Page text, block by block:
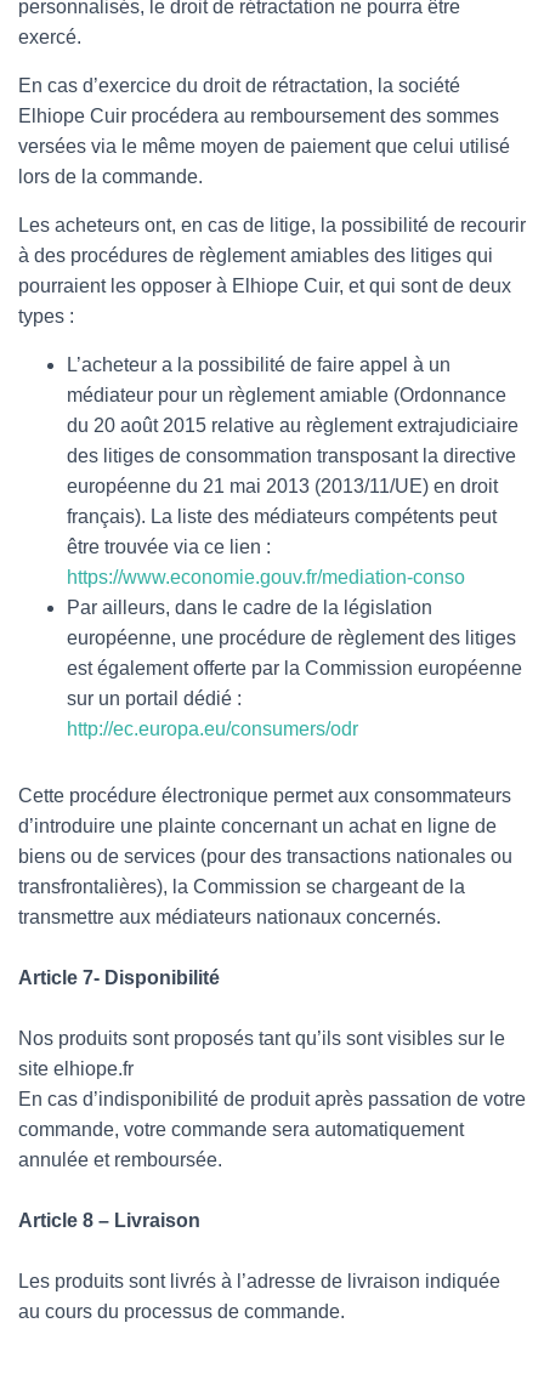
personnalisés, le droit de rétractation ne pourra être
exercé.
En cas d’exercice du droit de rétractation, la société
Elhiope Cuir procédera au remboursement des sommes
versées via le même moyen de paiement que celui utilisé
lors de la commande.
Les acheteurs ont, en cas de litige, la possibilité de recourir
à des procédures de règlement amiables des litiges qui
pourraient les opposer à Elhiope Cuir, et qui sont de deux
types :
L’acheteur a la possibilité de faire appel à un
médiateur pour un règlement amiable (Ordonnance
du 20 août 2015 relative au règlement extrajudiciaire
des litiges de consommation transposant la directive
européenne du 21 mai 2013 (2013/11/UE) en droit
français). La liste des médiateurs compétents peut
être trouvée via ce lien :
https://www.economie.gouv.fr/mediation-conso
Par ailleurs, dans le cadre de la législation
européenne, une procédure de règlement des litiges
est également offerte par la Commission européenne
sur un portail dédié :
http://ec.europa.eu/consumers/odr
Cette procédure électronique permet aux consommateurs
d’introduire une plainte concernant un achat en ligne de
biens ou de services (pour des transactions nationales ou
transfrontalières), la Commission se chargeant de la
transmettre aux médiateurs nationaux concernés.
Article 7- Disponibilité
Nos produits sont proposés tant qu’ils sont visibles sur le
site elhiope.fr
En cas d’indisponibilité de produit après passation de votre
commande, votre commande sera automatiquement
annulée et remboursée.
Article 8 – Livraison
Les produits sont livrés à l’adresse de livraison indiquée
au cours du processus de commande.